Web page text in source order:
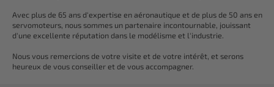
Avec plus de 65 ans d'expertise en aéronautique et de plus de 50 ans en
servomoteurs, nous sommes un partenaire incontournable, jouissant
d'une excellente réputation dans le modélisme et l'industrie.
Nous vous remercions de votre visite et de votre intérêt, et serons
heureux de vous conseiller et de vous accompagner.